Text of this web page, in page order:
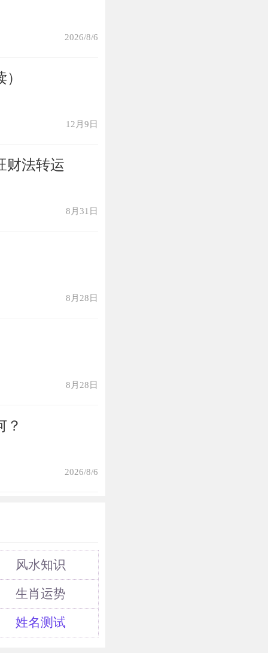
2026/8/6
12月9日
财法转运
8月31日
8月28日
8月28日
？
2026/8/6
风水知识
生肖运势
姓名测试